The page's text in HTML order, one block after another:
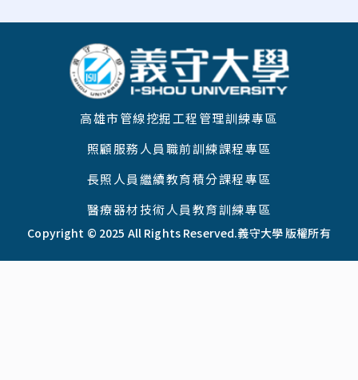
Copyright © 2025 All Rights Reserved.義守大學 版權所有
高雄市管線挖掘工程管理訓練專區
照顧服務人員職前訓練課程專區
長照人員繼續教育積分課程專區
醫療器材技術人員教育訓練專區